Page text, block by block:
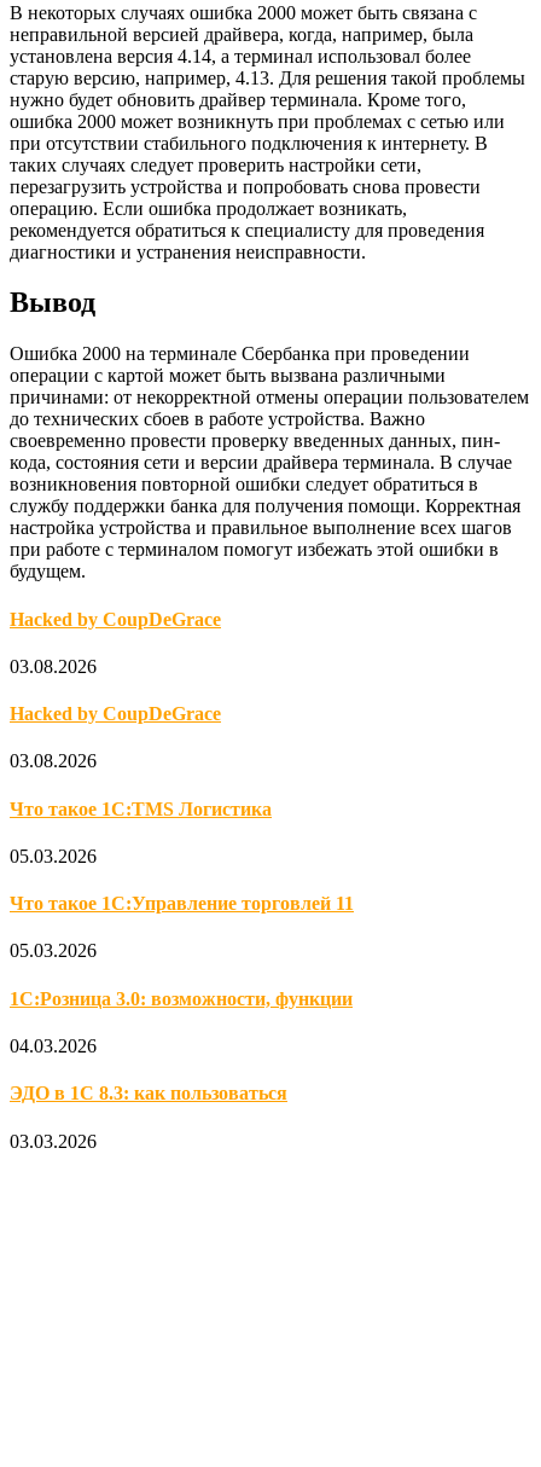
В некоторых случаях ошибка 2000 может быть связана с
неправильной версией драйвера, когда, например, была
установлена версия 4.14, а терминал использовал более
старую версию, например, 4.13. Для решения такой проблемы
нужно будет обновить драйвер терминала. Кроме того,
ошибка 2000 может возникнуть при проблемах с сетью или
при отсутствии стабильного подключения к интернету. В
таких случаях следует проверить настройки сети,
перезагрузить устройства и попробовать снова провести
операцию. Если ошибка продолжает возникать,
рекомендуется обратиться к специалисту для проведения
диагностики и устранения неисправности.
Вывод
Ошибка 2000 на терминале Сбербанка при проведении
операции с картой может быть вызвана различными
причинами: от некорректной отмены операции пользователем
до технических сбоев в работе устройства. Важно
своевременно провести проверку введенных данных, пин-
кода, состояния сети и версии драйвера терминала. В случае
возникновения повторной ошибки следует обратиться в
службу поддержки банка для получения помощи. Корректная
настройка устройства и правильное выполнение всех шагов
при работе с терминалом помогут избежать этой ошибки в
будущем.
Hacked by CoupDeGrace
03.08.2026
Hacked by CoupDeGrace
03.08.2026
Что такое 1С:TMS Логистика
05.03.2026
Что такое 1С:Управление торговлей 11
05.03.2026
1С:Розница 3.0: возможности, функции
04.03.2026
ЭДО в 1С 8.3: как пользоваться
03.03.2026